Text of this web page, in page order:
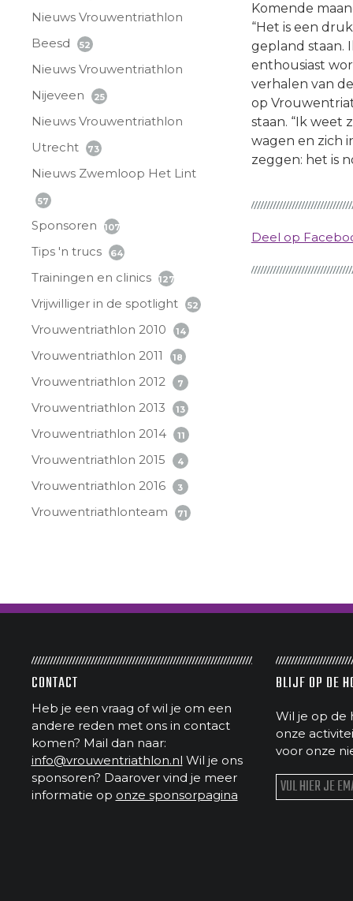
Nieuws Vrouwentriathlon
Beesd
52
Nieuws Vrouwentriathlon
Nijeveen
25
Nieuws Vrouwentriathlon
Utrecht
73
Nieuws Zwemloop Het Lint
57
Sponsoren 107
Tips 'n trucs 64
Trainingen en clinics 127
Vrijwilliger in de spotlight 52
Vrouwentriathlon 2010 14
Vrouwentriathlon 2011 18
Vrouwentriathlon 2012 7
Vrouwentriathlon 2013 13
Vrouwentriathlon 2014 11
Vrouwentriathlon 2015 4
Vrouwentriathlon 2016 3
Vrouwentriathlonteam 71
Komende
“Het is een
gepland staan.
enthousiast
verhalen van
op
staan. “Ik weet
wagen en zich
zeggen: het is
Deel op
CONTACT
Heb je een vraag of wil je om een
andere reden met ons in contact
komen? Mail dan naar:
info@vrouwentriathlon.nl Wil je ons
sponsoren? Daarover vind je meer
informatie op onze sponsorpagina
BLIJF OP DE
Wil je op de
onze
voor onze